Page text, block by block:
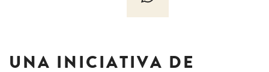
UNA INICIATIVA DE